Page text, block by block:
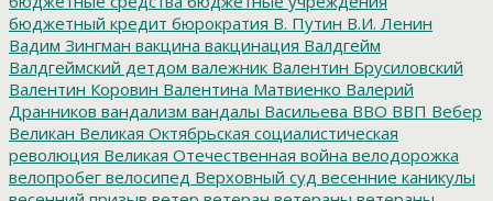
бюджетный кредит бюрократия В. Путин В.И. Ленин
Вадим Зингман вакцина вакцинация Валдгейм
Валдгеймский детдом валежник Валентин Брусиловский
Валентин Коровин Валентина Матвиенко Валерий
Дранников вандализм вандалы Васильева ВВО ВВП Вебер
Великан Великая Октябрьская социалистическая
революция Великая Отечественная война велодорожка
велопробег велосипед Верховный суд весенние каникулы